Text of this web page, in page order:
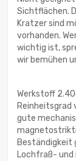
Sichtflächen.
Kratzer sind
vorhanden.
wichtig ist,
wir bemühen
Werkstoff
Reinheitsgrad
gute
Beständigkeit
Lochfraß- und